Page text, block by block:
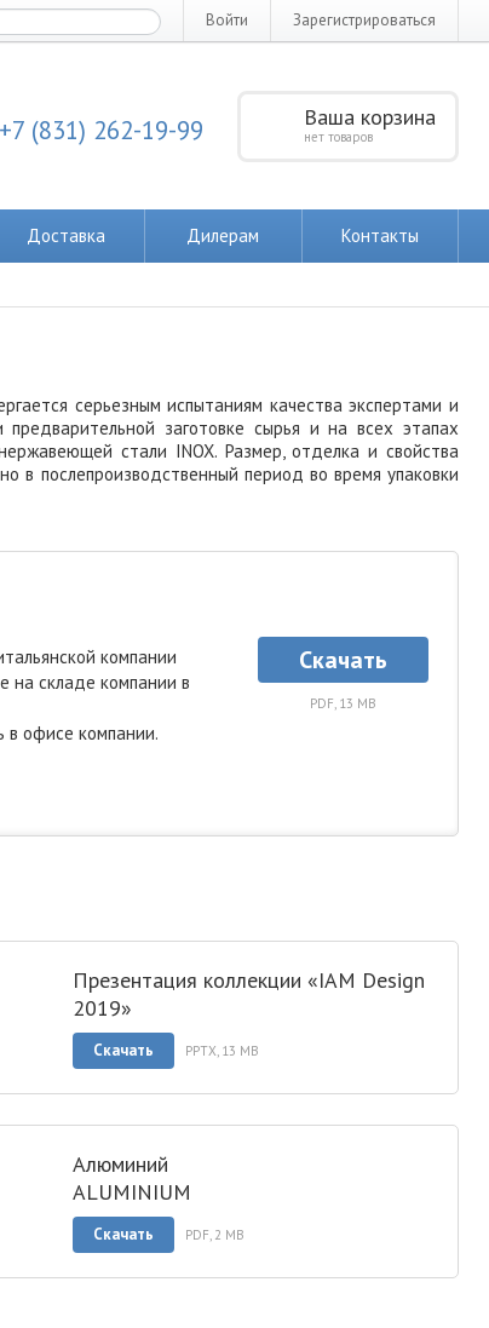
Войти Зарегистрироваться
Ваша корзина
нет товаров
+7 (831) 262-19-99
Доставка Дилерам Контакты
серьезным испытаниям качества экспертами и
предварительной заготовке сырья и на всех этапах
стали INOX. Размер, отделка и свойства
в послепроизводственный период во время упаковки
Скачать
PDF, 13 MB
компании
на складе компании в
в офисе компании.
Презентация коллекции «IAM Design
2019»
Скачать PPTX, 13 MB
Алюминий
ALUMINIUM
Скачать PDF, 2 MB